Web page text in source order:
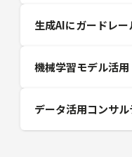
生成AIにガードレ
機械学習モデル活用
データ活用コンサ